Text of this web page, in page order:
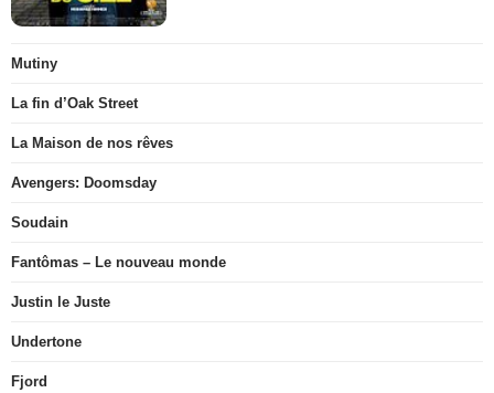
Mutiny
La fin d’Oak Street
La Maison de nos rêves
Avengers: Doomsday
Soudain
Fantômas – Le nouveau monde
Justin le Juste
Undertone
Fjord